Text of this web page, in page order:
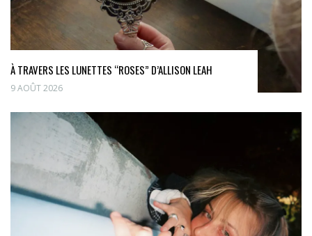
À TRAVERS LES LUNETTES “ROSES” D’ALLISON LEAH
9 AOÛT 2026